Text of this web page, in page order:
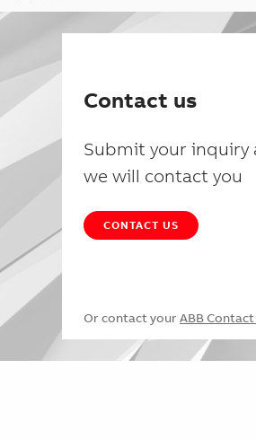
Contact us
Submit your inquiry
we will contact you
CONTACT US
Or contact your ABB